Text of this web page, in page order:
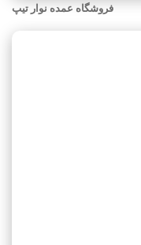
فروشگاه عمده نوار تیپ